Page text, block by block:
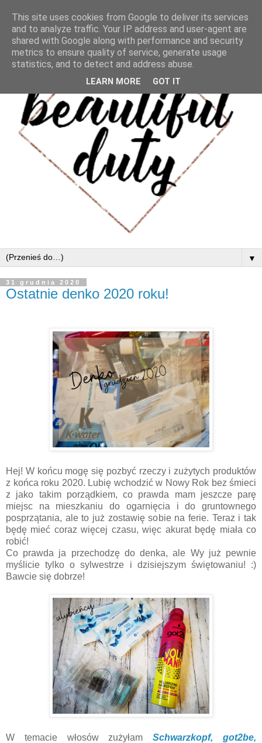
▼
31 grudnia 2020
Ostatnie denko 2020 roku!
Hej! W końcu mogę się pozbyć rzeczy i zużytych produktów
z końca roku 2020. Lubię wchodzić w Nowy Rok bez śmieci
z jako takim porządkiem, co prawda mam jeszcze parę
miejsc na mieszkaniu do ogarnięcia i do gruntownego
posprzątania, ale to już zostawię sobie na ferie. Teraz i tak
będę mieć coraz więcej czasu, więc akurat będę miała co
robić!
Co prawda ja przechodzę do denka, ale Wy już pewnie
myślicie tylko o sylwestrze i dzisiejszym świętowaniu! :)
Bawcie się dobrze!
W temacie włosów zużyłamSchwarzkopf, got2be,
This site uses cookies from Google to deliver its services
and to analyze traffic. Your IP address and user-agent are
shared with Google along with performance and security
metrics to ensure quality of service, generate usage
statistics, and to detect and address abuse.
LEARN MORE GOT IT